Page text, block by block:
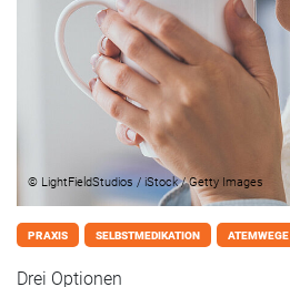
© LightFieldStudios / iStock / Getty Images
PRAXIS SELBSTMEDIKATION ATEMWEGE
Drei Optionen